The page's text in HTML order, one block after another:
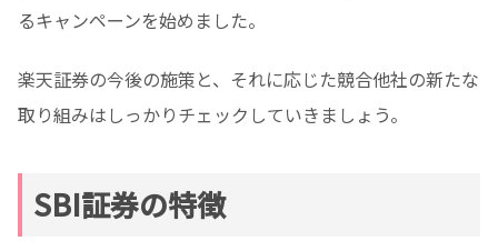
るキャンペーンを始めました。
楽天証券の今後の施策と、それに応じた競合他社の新たな
取り組みはしっかりチェックしていきましょう。
SBI証券の特徴